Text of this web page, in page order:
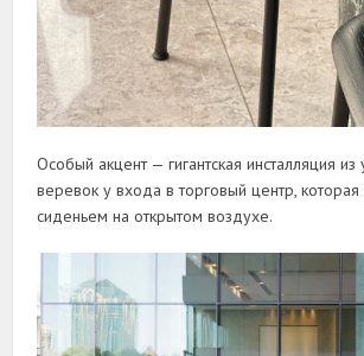
Особый акцент — гигантская инсталляция из
веревок у входа в торговый центр,
сиденьем на открытом воздухе.